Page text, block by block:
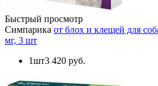
Быстрый просмотр
Симпарика от блох и клещей для
мг, 3 шт
1шт3 420 руб.